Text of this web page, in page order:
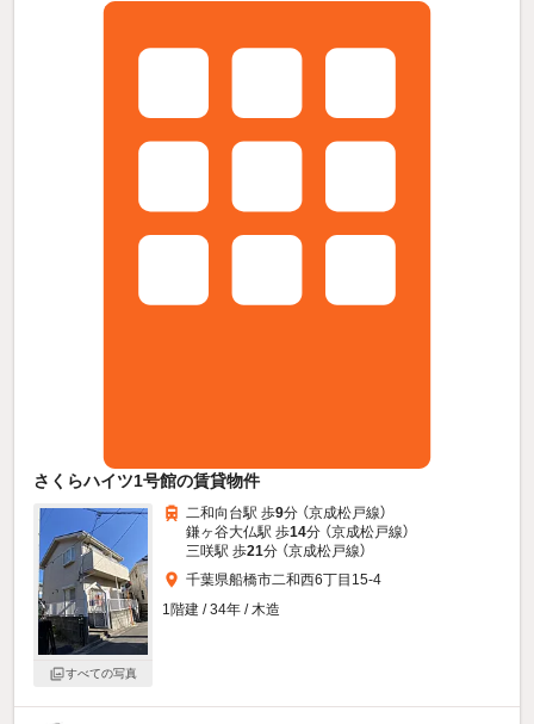
さくらハイツ1号館の賃貸物件
すべての写真
二和向台駅 歩9分 （京成松戸線）
鎌ヶ谷大仏駅 歩14分 （京成松戸線）
三咲駅 歩21分 （京成松戸線）
千葉県船橋市二和西6丁目15-4
1階建 / 34年 / 木造